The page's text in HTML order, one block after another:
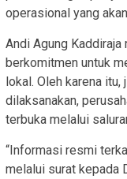
operasional yang
Andi Agung
berkomitmen untuk
lokal. Oleh karena
dilaksanakan,
terbuka melalui
“Informasi resmi
melalui surat kepada